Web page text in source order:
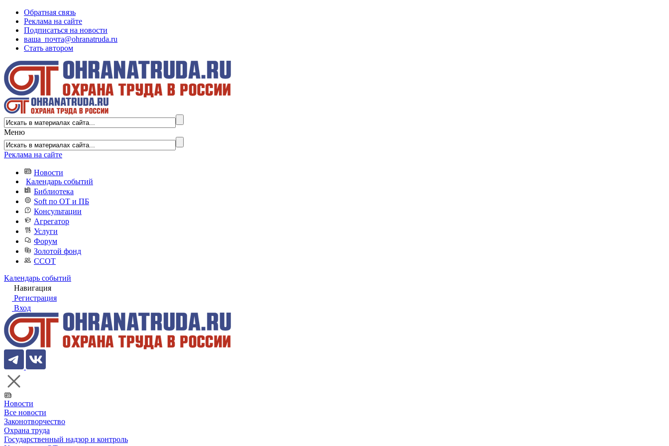
Обратная связь
Реклама на сайте
Подписаться на новости
ваша_почта@ohranatruda.ru
Стать автором
Меню
Реклама на сайте
Новости
Календарь событий
Библиотека
Soft по ОТ и ПБ
Консультации
Агрегатор
Услуги
Форум
Золотой фонд
ССОТ
Календарь событий
Навигация
Регистрация
Вход
Новости
Все новости
Законотворчество
Охрана труда
Государственный надзор и контроль